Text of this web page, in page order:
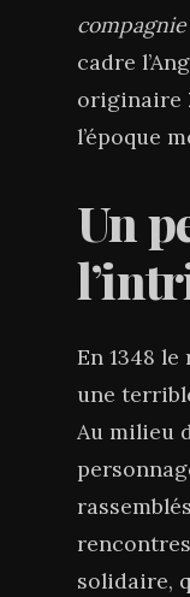
cadre
originaire
l’époque
Un
En 1348
une
Au milieu
solidaire,